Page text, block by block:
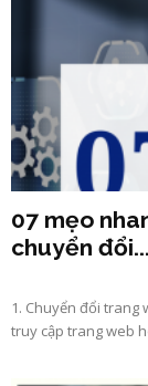
07 mẹo
chuyển đổi...
1. Chuyển đổi trang
truy cập trang web